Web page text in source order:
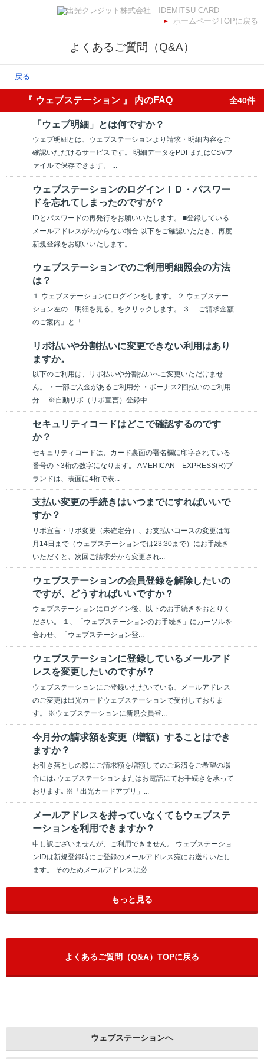
ホームページTOPに戻る
よくあるご質問（Q&A）
戻る
『 ウェブステーション 』 内のFAQ 全40件
「ウェブ明細」とは何ですか？
ウェブ明細とは、ウェブステーションより請求・明細内容をご
確認いただけるサービスです。 明細データをPDFまたはCSVフ
ァイルで保存できます。 ...
ウェブステーションのログインＩＤ・パスワー
ドを忘れてしまったのですが？
IDとパスワードの再発行をお願いいたします。 ■登録している
メールアドレスがわからない場合 以下をご確認いただき、再度
新規登録をお願いいたします。...
ウェブステーションでのご利用明細照会の方法
は？
１.ウェブステーションにログインをします。 ２.ウェブステー
ション左の「明細を見る」をクリックします。 ３.「ご請求金額
のご案内」と「...
リボ払いや分割払いに変更できない利用はあり
ますか。
以下のご利用は、リボ払いや分割払いへご変更いただけませ
ん。 ・一部ご入金があるご利用分 ・ボーナス2回払いのご利用
分 ※自動リボ（リボ宣言）登録中...
セキュリティコードはどこで確認するのです
か？
セキュリティコードは、カード裏面の署名欄に印字されている
番号の下3桁の数字になります。 AMERICAN EXPRESS(R)ブ
ランドは、表面に4桁で表...
支払い変更の手続きはいつまでにすればいいで
すか？
リボ宣言・リボ変更（未確定分）、お支払いコースの変更は毎
月14日まで（ウェブステーションでは23:30まで）にお手続き
いただくと、次回ご請求分から変更され...
ウェブステーションの会員登録を解除したいの
ですが、どうすればいいですか？
ウェブステーションにログイン後、以下のお手続きをおとりく
ださい。 １、「ウェブステーションのお手続き」にカーソルを
合わせ、「ウェブステーション登...
ウェブステーションに登録しているメールアド
レスを変更したいのですが？
ウェブステーションにご登録いただいている、メールアドレス
のご変更は出光カードウェブステーションで受付しておりま
す。 ※ウェブステーションに新規会員登...
今月分の請求額を変更（増額）することはでき
ますか？
お引き落としの際にご請求額を増額してのご返済をご希望の場
合には､ウェブステーションまたはお電話にてお手続きを承って
おります｡ ※「出光カードアプリ」...
メールアドレスを持っていなくてもウェブステ
ーションを利用できますか？
申し訳ございませんが、ご利用できません。 ウェブステーショ
ンIDは新規登録時にご登録のメールアドレス宛にお送りいたし
ます。 そのためメールアドレスは必...
もっと見る
よくあるご質問（Q&A）TOPに戻る
ウェブステーションへ